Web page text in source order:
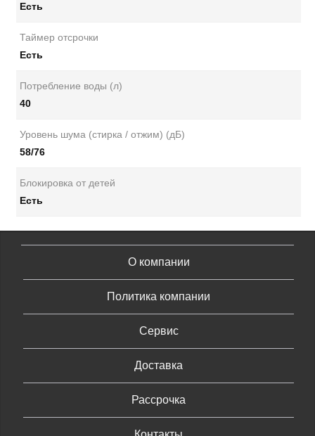
Есть
Таймер отсрочки
Есть
Потребление воды (л)
40
Уровень шума (стирка / отжим) (дБ)
58/76
Блокировка от детей
Есть
О компании
Политика компании
Сервис
Доставка
Рассрочка